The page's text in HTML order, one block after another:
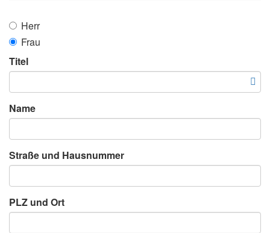
Herr
Frau
Titel
Name
Straße und Hausnummer
PLZ und Ort